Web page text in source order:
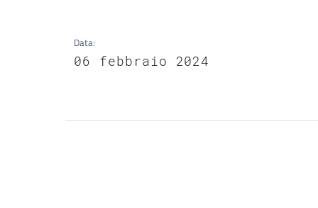
Data:
06 febbraio 2024